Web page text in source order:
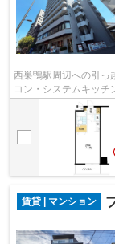
西巣鴨駅周辺への引っ
コン・システムキッチ
すいお部屋になります
賃貸 | マンション